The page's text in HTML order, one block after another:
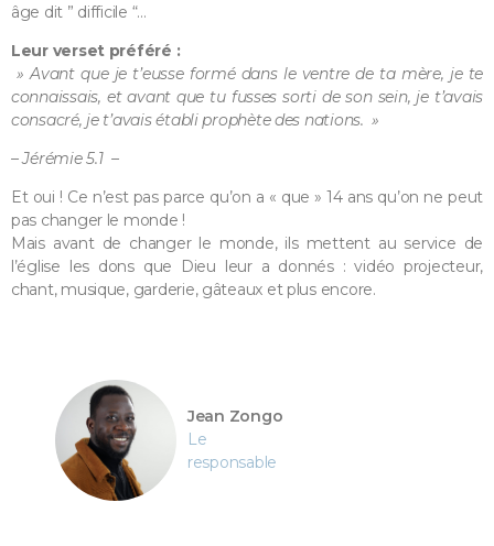
âge dit ” difficile “…
Leur verset préféré :
» Avant que je t’eusse formé dans le ventre de ta mère, je te
connaissais, et avant que tu fusses sorti de son sein, je t’avais
consacré, je t’avais établi prophète des nations. »
–Jérémie 5.1 –
Et oui ! Ce n’est pas parce qu’on a « que » 14 ans qu’on ne peut
pas changer le monde !
Mais avant de changer le monde, ils mettent au service de
l’église les dons que Dieu leur a donnés : vidéo projecteur,
chant, musique, garderie, gâteaux et plus encore.
Jean Zongo
Le
responsable